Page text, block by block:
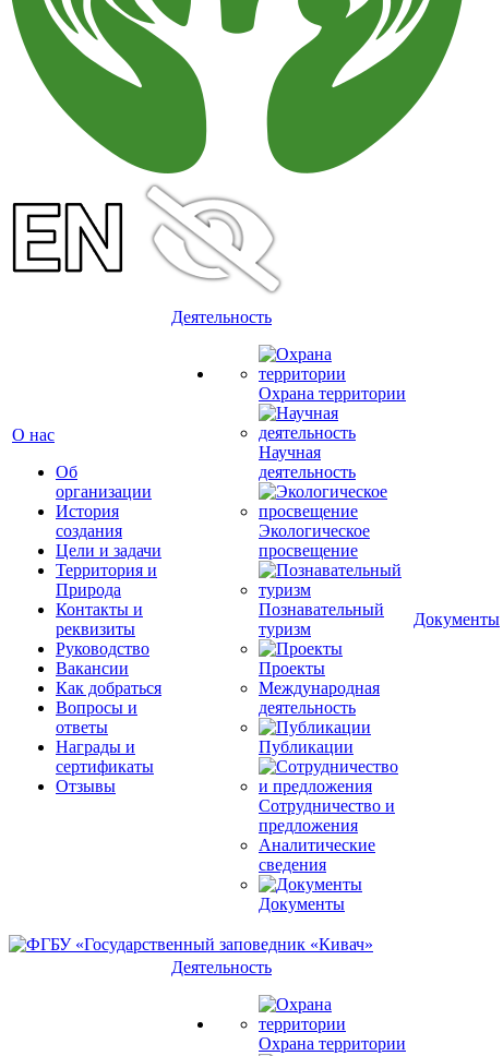
О нас
Об
организации
История
создания
Цели и задачи
Территория и
Природа
Контакты и
реквизиты
Руководство
Вакансии
Как добраться
Вопросы и
ответы
Награды и
сертификаты
Отзывы
Деятельность
Охрана территории
Научная
деятельность
Экологическое
просвещение
Познавательный
туризм
Проекты
Международная
деятельность
Публикации
Сотрудничество и
предложения
Аналитические
сведения
Документы
Документы
Деятельность
Охрана территории